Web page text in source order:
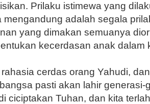
Prilaku istimewa yang
mengandung adalah segala
yang dimakan semuanya
kecerdasan anak dalam
rahasia cerdas orang Yahudi,
pasti akan lahir
ciciptakan Tuhan, dan kita